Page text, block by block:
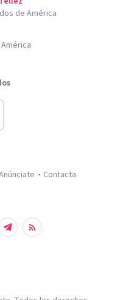
de América
Contacta